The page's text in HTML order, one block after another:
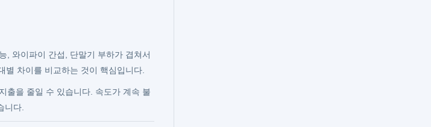
, 와이파이 간섭, 단말기 부하가 겹쳐서
차이를 비교하는 것이 핵심입니다.
출을 줄일 수 있습니다. 속도가 계속 불
니다.